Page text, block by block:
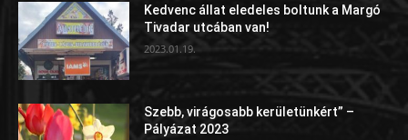
Kedvenc állat eledeles boltunk a Margó
Tivadar utcában van!
2023.01.19.
Szebb, virágosabb kerületünkért” –
Pályázat 2023